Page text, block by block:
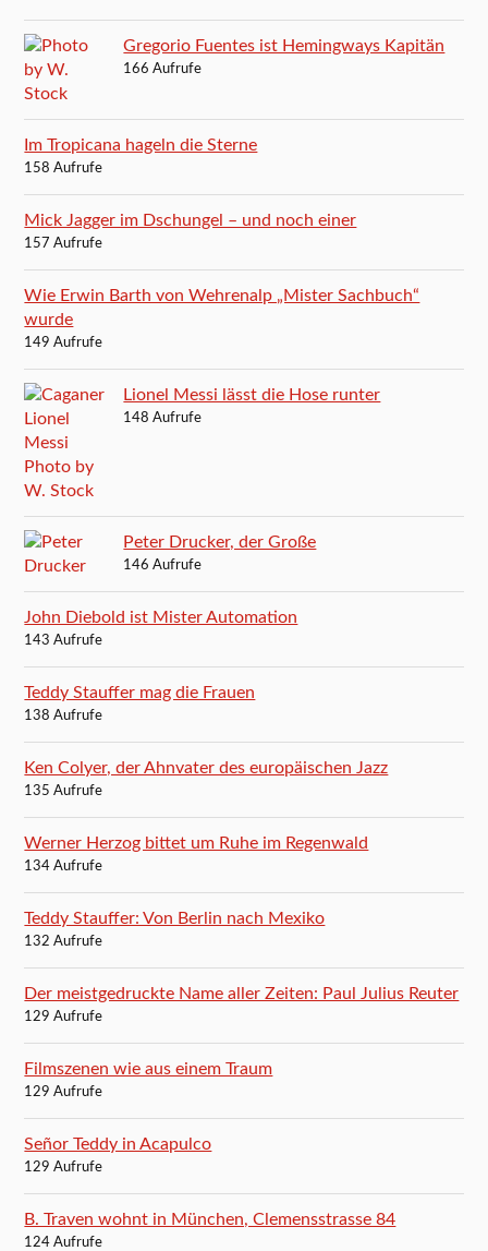
Gregorio Fuentes ist Hemingways Kapitän
166 Aufrufe
Im Tropicana hageln die Sterne
158 Aufrufe
Mick Jagger im Dschungel – und noch einer
157 Aufrufe
Wie Erwin Barth von Wehrenalp „Mister Sachbuch“
wurde
149 Aufrufe
Lionel Messi lässt die Hose runter
148 Aufrufe
Peter Drucker, der Große
146 Aufrufe
John Diebold ist Mister Automation
143 Aufrufe
Teddy Stauffer mag die Frauen
138 Aufrufe
Ken Colyer, der Ahnvater des europäischen Jazz
135 Aufrufe
Werner Herzog bittet um Ruhe im Regenwald
134 Aufrufe
Teddy Stauffer: Von Berlin nach Mexiko
132 Aufrufe
Der meistgedruckte Name aller Zeiten: Paul Julius Reuter
129 Aufrufe
Filmszenen wie aus einem Traum
129 Aufrufe
Señor Teddy in Acapulco
129 Aufrufe
B. Traven wohnt in München, Clemensstrasse 84
124 Aufrufe